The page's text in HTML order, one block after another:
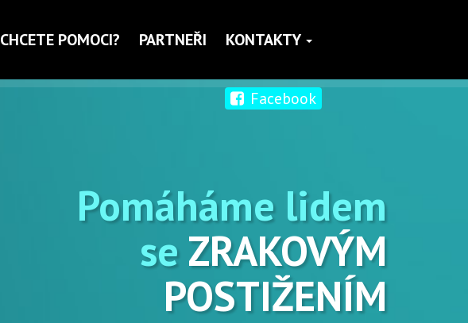
CHCETE POMOCI? PARTNEŘI KONTAKTY
Facebook
Pomáháme lidem
seZRAKOVÝM
POSTIŽENÍM